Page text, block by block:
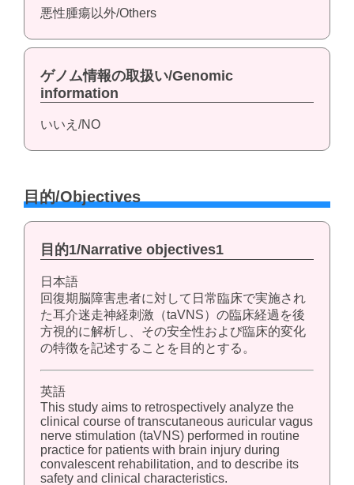
悪性腫瘍以外/Others
ゲノム情報の取扱い/Genomic
information
いいえ/NO
目的/Objectives
目的1/Narrative objectives1
日本語
回復期脳障害患者に対して日常臨床で実施され
た耳介迷走神経刺激（taVNS）の臨床経過を後
方視的に解析し、その安全性および臨床的変化
の特徴を記述することを目的とする。
英語
This study aims to retrospectively analyze the
clinical course of transcutaneous auricular vagus
nerve stimulation (taVNS) performed in routine
practice for patients with brain injury during
convalescent rehabilitation, and to describe its
safety and clinical characteristics.